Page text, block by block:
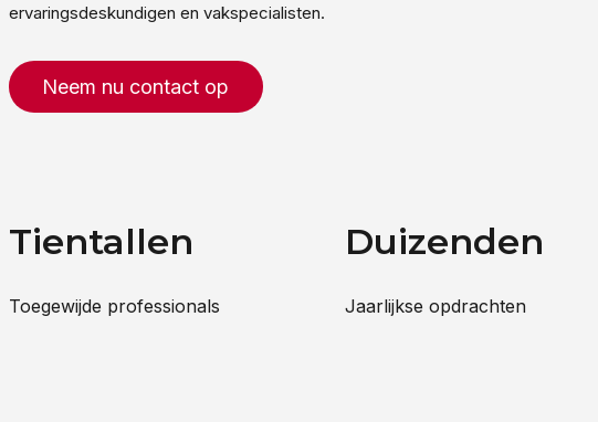
ervaringsdeskundigen en vakspecialisten.
Neem nu contact op
Tientallen
Toegewijde professionals
Duizenden
Jaarlijkse opdrachten